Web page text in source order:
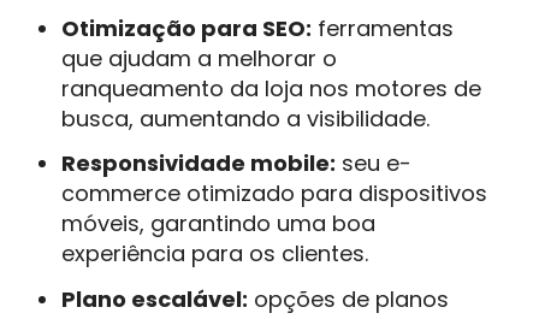
Otimização para SEO: ferramentas
que ajudam a melhorar o
ranqueamento da loja nos motores de
busca, aumentando a visibilidade.
Responsividade mobile: seu e-
commerce otimizado para dispositivos
móveis, garantindo uma boa
experiência para os clientes.
Plano escalável: opções de planos